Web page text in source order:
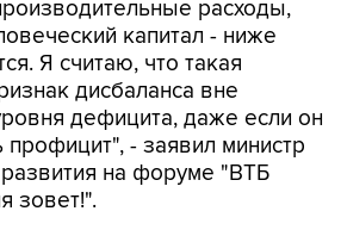
расходы,
капитал - ниже
Я считаю, что такая
дисбаланса вне
дефицита, даже если он
профицит", - заявил министр
на форуме "ВТБ
зовет!".